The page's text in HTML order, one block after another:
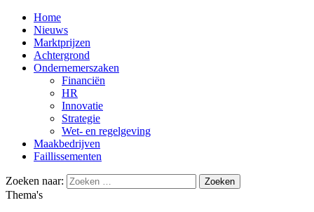
Home
Nieuws
Marktprijzen
Achtergrond
Ondernemerszaken
Financiën
HR
Innovatie
Strategie
Wet- en regelgeving
Maakbedrijven
Faillissementen
Zoeken naar:
Thema's